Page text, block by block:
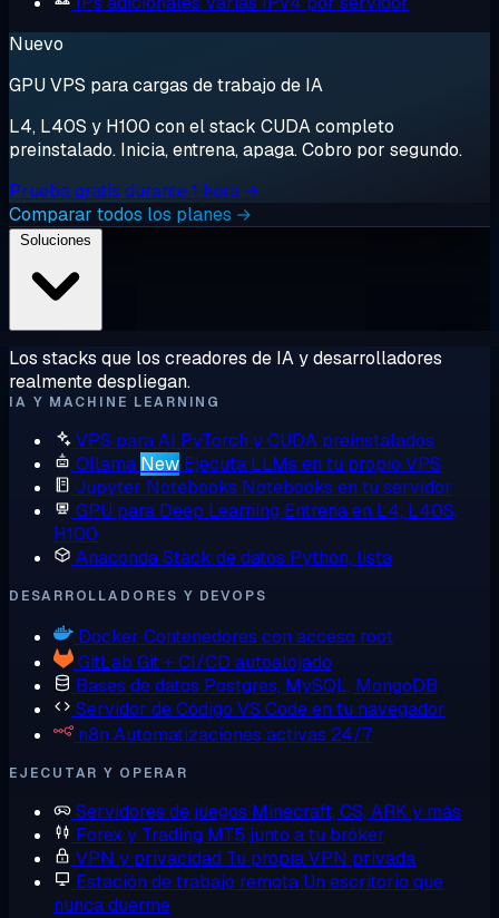
Nuevo
GPU VPS para cargas de trabajo de IA
L4, L40S y H100 con el stack CUDA completo
preinstalado. Inicia, entrena, apaga. Cobro por segundo.
Prueba gratis durante 1 hora →
Comparar todos los planes →
Los stacks que los creadores de IA y desarrolladores
realmente despliegan.
IA Y MACHINE LEARNING
VPS para AI PyTorch y CUDA preinstalados
Ollama New Ejecuta LLMs en tu propio VPS
Jupyter Notebooks Notebooks en tu servidor
GPU para Deep Learning Entrena en L4, L40S,
H100
AnacondaStack de datos Python, lista
DESARROLLADORES Y DEVOPS
Docker Contenedores con acceso root
GitLab Git + CI/CD autoalojado
Bases de datos Postgres, MySQL, MongoDB
Servidor de Código VS Code en tu navegador
n8n Automatizaciones activas 24/7
EJECUTAR Y OPERAR
Servidores de juegos Minecraft, CS, ARK y más
Forex y Trading MT5 junto a tu bróker
VPN y privacidad Tu propia VPN privada
Estación de trabajo remota Un escritorio que
nunca duerme